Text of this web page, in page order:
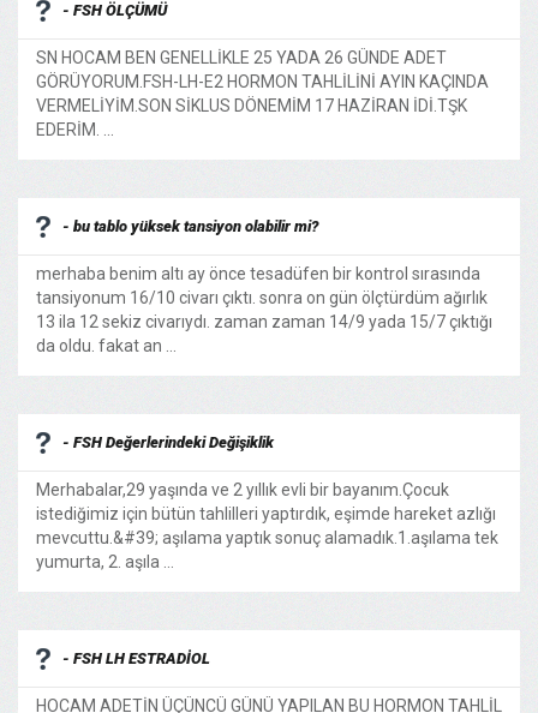
- FSH ÖLÇÜMÜ
SN HOCAM BEN GENELLİKLE 25 YADA 26 GÜNDE ADET
GÖRÜYORUM.FSH-LH-E2 HORMON TAHLİLİNİ AYIN KAÇINDA
VERMELİYİM.SON SİKLUS DÖNEMİM 17 HAZİRAN İDİ.TŞK
EDERİM. ...
- bu tablo yüksek tansiyon olabilir mi?
merhaba benim altı ay önce tesadüfen bir kontrol sırasında
tansiyonum 16/10 civarı çıktı. sonra on gün ölçtürdüm ağırlık
13 ila 12 sekiz civarıydı. zaman zaman 14/9 yada 15/7 çıktığı
da oldu. fakat an ...
- FSH Değerlerindeki Değişiklik
Merhabalar,29 yaşında ve 2 yıllık evli bir bayanım.Çocuk
istediğimiz için bütün tahlilleri yaptırdık, eşimde hareket azlığı
mevcuttu.&#39; aşılama yaptık sonuç alamadık.1.aşılama tek
yumurta, 2. aşıla ...
- FSH LH ESTRADİOL
HOCAM ADETİN ÜÇÜNCÜ GÜNÜ YAPILAN BU HORMON TAHLİL